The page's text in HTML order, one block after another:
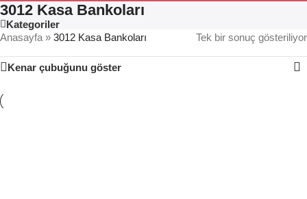
3012 Kasa Bankoları
Kategoriler
Anasayfa » 3012 Kasa Bankoları Tek bir sonuç gösteriliyor
Kenar çubuğunu göster